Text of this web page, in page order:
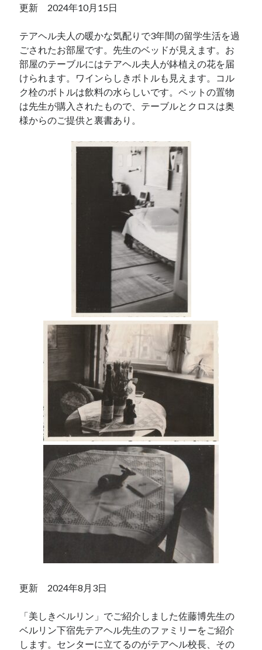
更新 2024年10月15日
テアヘル夫人の暖かな気配りで3年間の留学生活を過
ごされたお部屋です。先生のベッドが見えます。お
部屋のテーブルにはテアヘル夫人が鉢植えの花を届
けられます。ワインらしきボトルも見えます。コル
ク栓のボトルは飲料の水らしいです。ペットの置物
は先生が購入されたもので、テーブルとクロスは奥
様からのご提供と裏書あり。
更新 2024年8月3日
「美しきベルリン」でご紹介しました佐藤博先生の
ベルリン下宿先テアヘル先生のファミリーをご紹介
します。センターに立てるのがテアヘル校長、その